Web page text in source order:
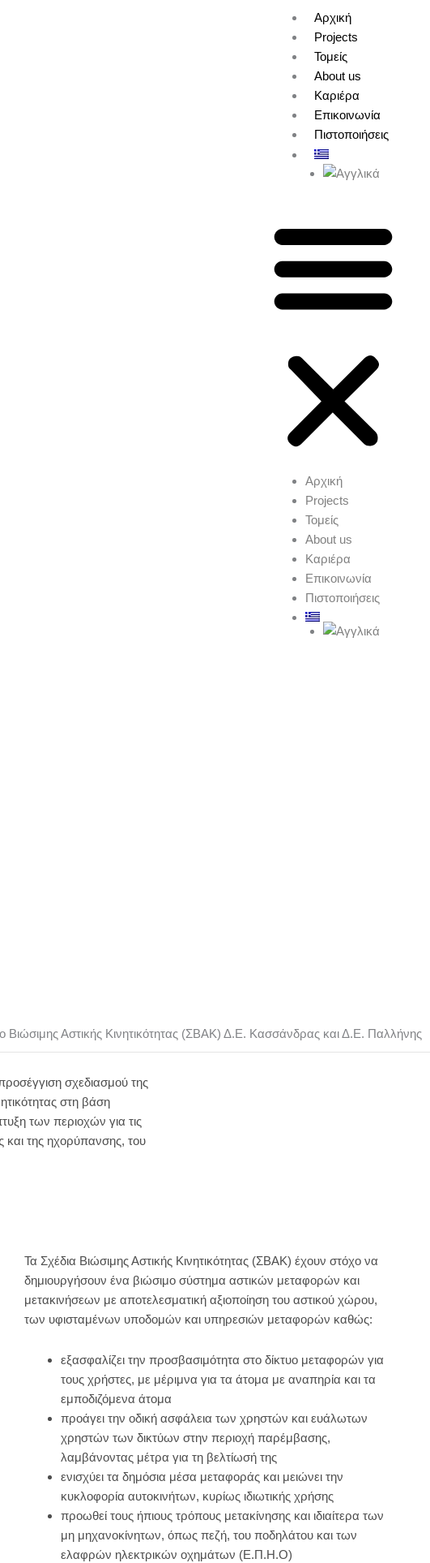
Αρχική
Projects
Τομείς
About us
Καριέρα
Επικοινωνία
Πιστοποιήσεις
Αρχική
Projects
Τομείς
About us
Καριέρα
Επικοινωνία
Πιστοποιήσεις
Βιώσιμης Αστικής Κινητικότητας (ΣΒΑΚ) Δ.Ε. Κασσάνδρας και Δ.Ε. Παλλήνης
σχεδιασμού της
στη βάση
των περιοχών για τις
και της ηχορύπανσης, του
Τα Σχέδια Βιώσιμης Αστικής Κινητικότητας (ΣΒΑΚ) έχουν στόχο να
δημιουργήσουν ένα βιώσιμο σύστημα αστικών μεταφορών και
μετακινήσεων με αποτελεσματική αξιοποίηση του αστικού χώρου,
των υφισταμένων υποδομών και υπηρεσιών μεταφορών καθώς:
εξασφαλίζει την προσβασιμότητα στο δίκτυο μεταφορών για
τους χρήστες, με μέριμνα για τα άτομα με αναπηρία και τα
εμποδιζόμενα άτομα
προάγει την οδική ασφάλεια των χρηστών και ευάλωτων
χρηστών των δικτύων στην περιοχή παρέμβασης,
λαμβάνοντας μέτρα για τη βελτίωσή της
ενισχύει τα δημόσια μέσα μεταφοράς και μειώνει την
κυκλοφορία αυτοκινήτων, κυρίως ιδιωτικής χρήσης
προωθεί τους ήπιους τρόπους μετακίνησης και ιδιαίτερα των
μη μηχανοκίνητων, όπως πεζή, του ποδηλάτου και των
ελαφρών ηλεκτρικών οχημάτων (Ε.Π.Η.Ο)